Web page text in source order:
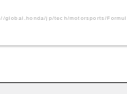
global.honda/jp/tech/motorsports/